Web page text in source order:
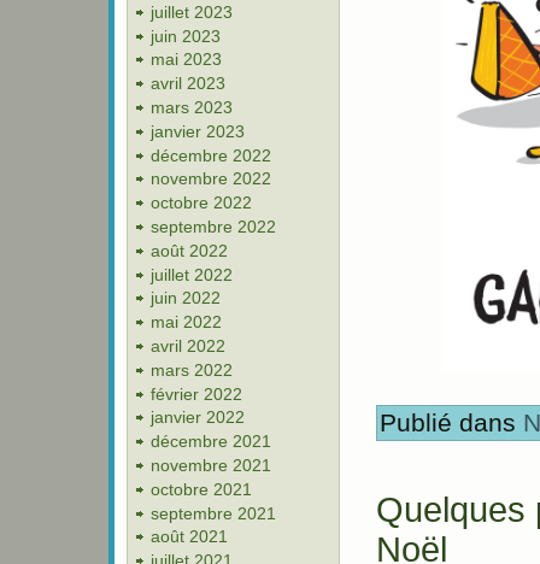
juillet 2023
juin 2023
mai 2023
avril 2023
mars 2023
janvier 2023
décembre 2022
novembre 2022
octobre 2022
septembre 2022
août 2022
juillet 2022
juin 2022
mai 2022
avril 2022
mars 2022
février 2022
janvier 2022
décembre 2021
novembre 2021
octobre 2021
septembre 2021
août 2021
Publié dans
Quelques
Noël